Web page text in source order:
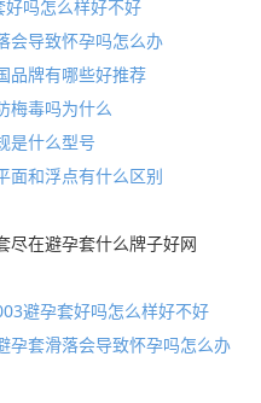
好吗怎么样好不好
会导致怀孕吗怎么办
品牌有哪些好推荐
梅毒吗为什么
是什么型号
面和浮点有什么区别
尽在避孕套什么牌子好网
避孕套好吗怎么样好不好
孕套滑落会导致怀孕吗怎么办